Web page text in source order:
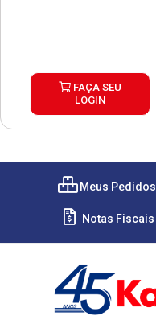
FAÇA SEU
LOGIN
Meus Pedidos
Notas Fiscais